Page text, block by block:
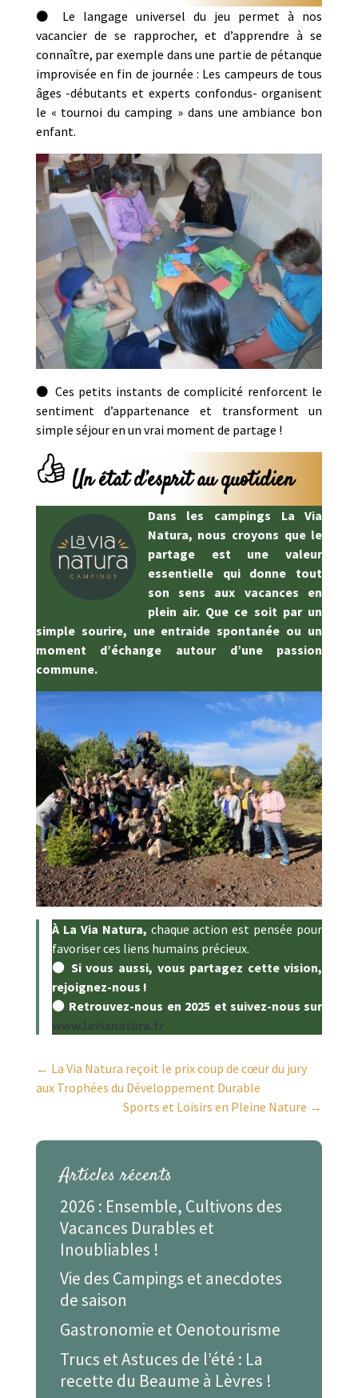
⚫ Le langage universel du jeu permet à nos
vacancier de se rapprocher, et d’apprendre à se
connaître, par exemple dans une partie de pétanque
improvisée en fin de journée : Les campeurs de tous
âges -débutants et experts confondus- organisent
le « tournoi du camping » dans une ambiance bon
enfant.
⚫ Ces petits instants de complicité renforcent le
sentiment d’appartenance et transforment un
simple séjour en un vrai moment de partage !
Un état d’esprit au quotidien
Dans les campings La Via
Natura, nous croyons que le
partage est une valeur
essentielle qui donne tout
son sens aux vacances en
plein air. Que ce soit par un
simple sourire, une entraide spontanée ou un
moment d’échange autour d’une passion
commune.
À La Via Natura, chaque action est pensée pour
favoriser ces liens humains précieux.
⚫ Si vous aussi, vous partagez cette vision,
rejoignez-nous !
⚫ Retrouvez-nous en 2025 et suivez-nous sur
www.lavianatura.fr
← La Via Natura reçoit le prix coup de cœur du jury
aux Trophées du Développement Durable
Sports et Loisirs en Pleine Nature →
Articles récents
2026 : Ensemble, Cultivons des
Vacances Durables et
Inoubliables !
Vie des Campings et anecdotes
de saison
Gastronomie et Oenotourisme
Trucs et Astuces de l’été : La
recette du Beaume à Lèvres !